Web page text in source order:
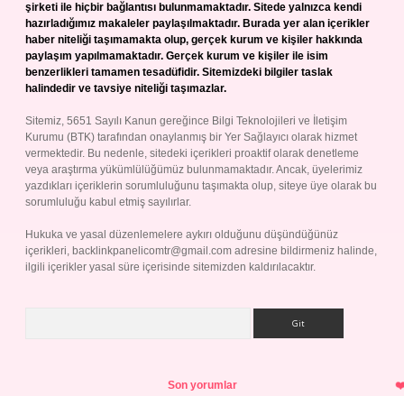
şirketi ile hiçbir bağlantısı bulunmamaktadır. Sitede yalnızca kendi
hazırladığımız makaleler paylaşılmaktadır. Burada yer alan içerikler
haber niteliği taşımamakta olup, gerçek kurum ve kişiler hakkında
paylaşım yapılmamaktadır. Gerçek kurum ve kişiler ile isim
benzerlikleri tamamen tesadüfidir. Sitemizdeki bilgiler taslak
halindedir ve tavsiye niteliği taşımazlar.
Sitemiz, 5651 Sayılı Kanun gereğince Bilgi Teknolojileri ve İletişim
Kurumu (BTK) tarafından onaylanmış bir Yer Sağlayıcı olarak hizmet
vermektedir. Bu nedenle, sitedeki içerikleri proaktif olarak denetleme
veya araştırma yükümlülüğümüz bulunmamaktadır. Ancak, üyelerimiz
yazdıkları içeriklerin sorumluluğunu taşımakta olup, siteye üye olarak bu
sorumluluğu kabul etmiş sayılırlar.
Hukuka ve yasal düzenlemelere aykırı olduğunu düşündüğünüz
içerikleri, backlinkpanelicomtr@gmail.com adresine bildirmeniz halinde,
ilgili içerikler yasal süre içerisinde sitemizden kaldırılacaktır.
Son yorumlar